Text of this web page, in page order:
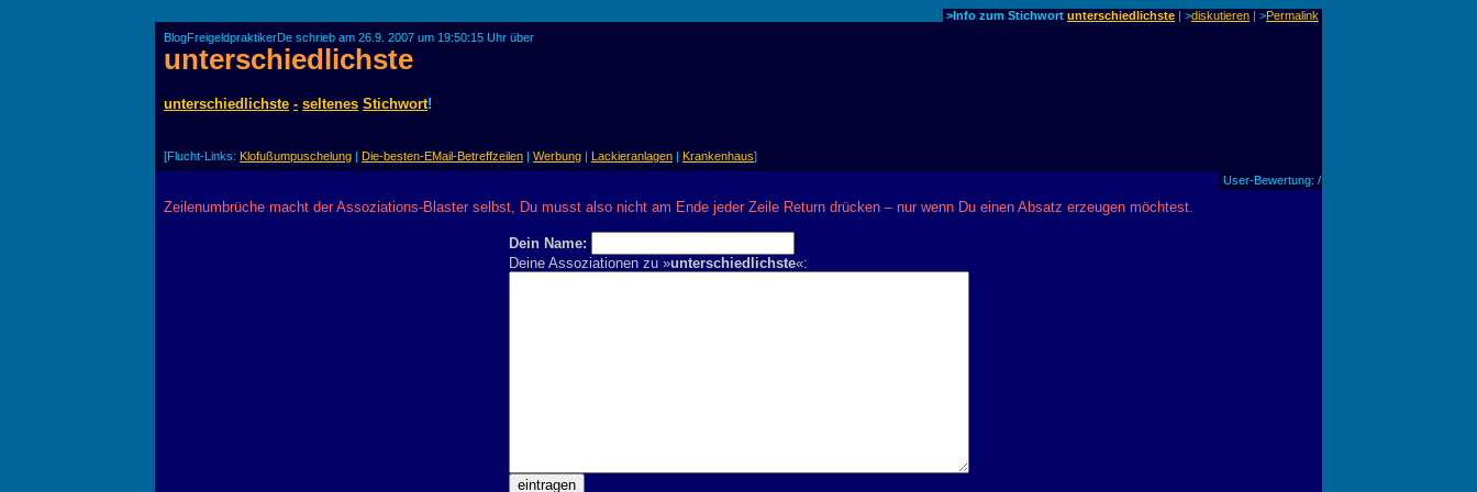
>Info zum Stichwort unterschiedlichste | >diskutieren | >Permalink
BlogFreigeldpraktikerDe schrieb am 26.9. 2007 um 19:50:15 Uhr über
unterschiedlichste
unterschiedlichste - seltenes Stichwort!
[Flucht-Links: Klofußumpuschelung | Die-besten-EMail-Betreffzeilen | Werbung | Lackieranlagen | Krankenhaus]
User-Bewertung: /
Zeilenumbrüche macht der Assoziations-Blaster selbst, Du musst also nicht am Ende jeder Zeile Return drücken – nur wenn Du einen Absatz erzeugen möchtest.
Dein Name:
Deine Assoziationen zu »unterschiedlichste«: